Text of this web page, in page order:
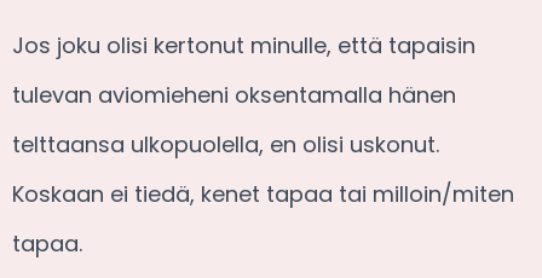
Jos joku olisi kertonut minulle, että tapaisin
tulevan aviomieheni oksentamalla hänen
telttaansa ulkopuolella, en olisi uskonut.
Koskaan ei tiedä, kenet tapaa tai milloin/miten
tapaa.